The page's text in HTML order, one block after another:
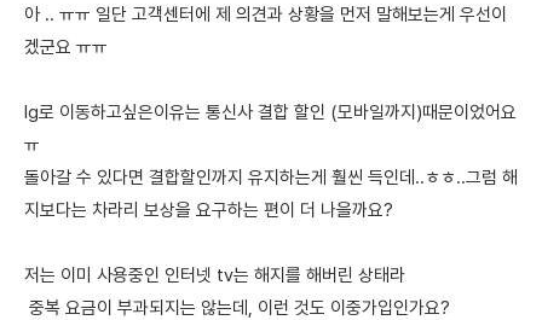
아 .. ㅠㅠ 일단 고객센터에 제 의견과 상황을 먼저 말해보는게 우선이
겠군요 ㅠㅠ
lg로 이동하고싶은이유는 통신사 결합 할인 (모바일까지)때문이었어요
ㅠ
돌아갈 수 있다면 결합할인까지 유지하는게 훨씬 득인데..ㅎㅎ..그럼 해
지보다는 차라리 보상을 요구하는 편이 더 나을까요?
저는 이미 사용중인 인터넷 tv는 해지를 해버린 상태라
중복 요금이 부과되지는 않는데, 이런 것도 이중가입인가요?